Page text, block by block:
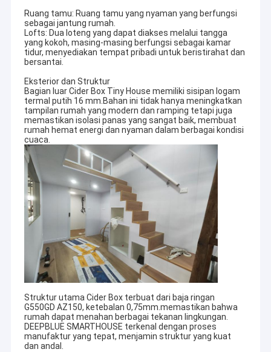
Ruang tamu: Ruang tamu yang nyaman yang berfungsi
sebagai jantung rumah.
Lofts: Dua loteng yang dapat diakses melalui tangga
yang kokoh, masing-masing berfungsi sebagai kamar
tidur, menyediakan tempat pribadi untuk beristirahat dan
bersantai.
Eksterior dan Struktur
Bagian luar Cider Box Tiny House memiliki sisipan logam
termal putih 16 mm.Bahan ini tidak hanya meningkatkan
tampilan rumah yang modern dan ramping tetapi juga
memastikan isolasi panas yang sangat baik, membuat
rumah hemat energi dan nyaman dalam berbagai kondisi
cuaca.
Struktur utama Cider Box terbuat dari baja ringan
G550GD AZ150, ketebalan 0,75mm.memastikan bahwa
rumah dapat menahan berbagai tekanan lingkungan.
DEEPBLUE SMARTHOUSE terkenal dengan proses
manufaktur yang tepat, menjamin struktur yang kuat
dan andal.